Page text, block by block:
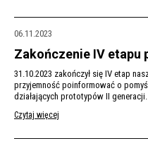
06.11.2023
Zakończenie IV etapu
31.10.2023 zakończył się IV etap
przyjemność poinformować o
działających prototypów II
Czytaj więcej